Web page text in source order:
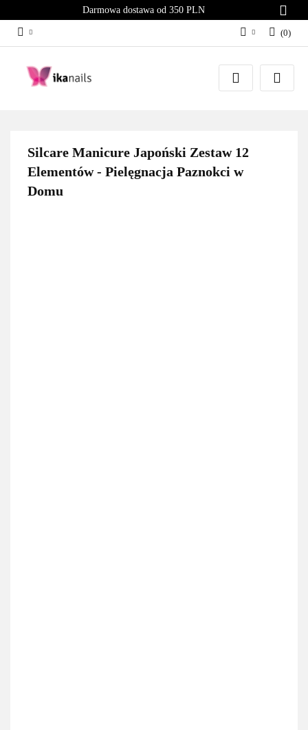
Darmowa dostawa od 350 PLN
Zaloguj się
Załóż konto
(0)
Silcare Manicure Japoński Zestaw 12
Elementów - Pielęgnacja Paznokci w
Domu